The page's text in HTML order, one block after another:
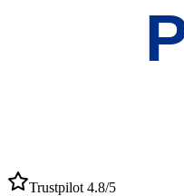
Trustpilot 4.8/5